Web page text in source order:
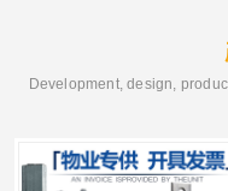
Development, design,